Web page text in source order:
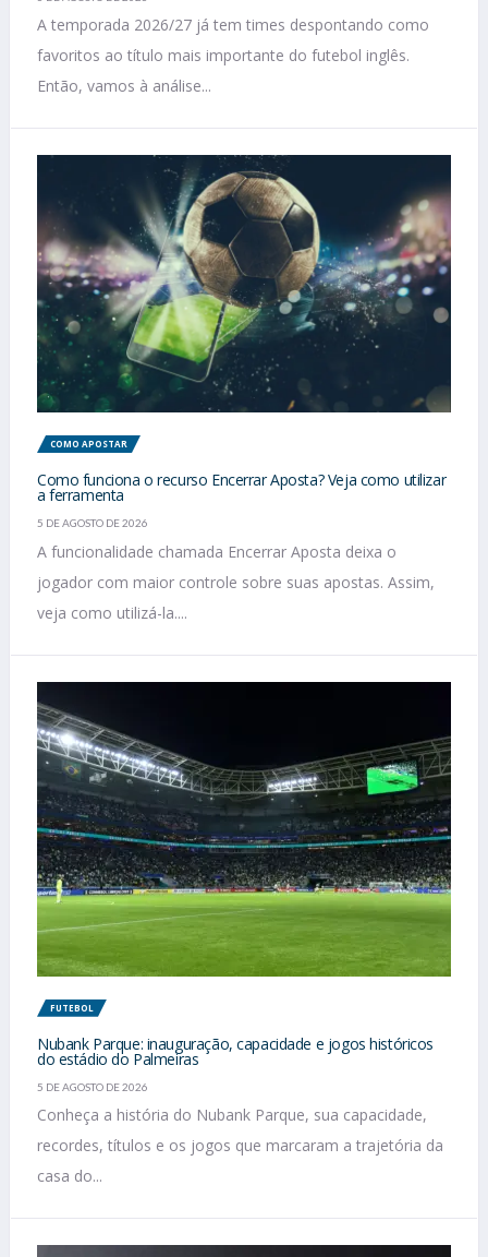
A temporada 2026/27 já tem times despontando como
favoritos ao título mais importante do futebol inglês.
Então, vamos à análise...
COMO APOSTAR
Como funciona o recurso Encerrar Aposta? Veja como utilizar
a ferramenta
5 DE AGOSTO DE 2026
A funcionalidade chamada Encerrar Aposta deixa o
jogador com maior controle sobre suas apostas. Assim,
veja como utilizá-la....
FUTEBOL
Nubank Parque: inauguração, capacidade e jogos históricos
do estádio do Palmeiras
5 DE AGOSTO DE 2026
Conheça a história do Nubank Parque, sua capacidade,
recordes, títulos e os jogos que marcaram a trajetória da
casa do...